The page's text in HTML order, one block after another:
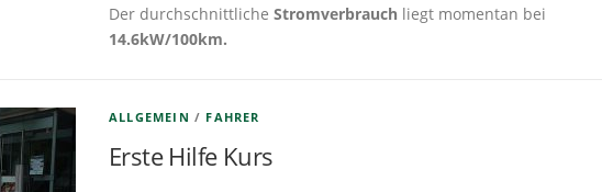
Der durchschnittliche Stromverbrauch liegt momentan bei
14.6kW/100km.
ALLGEMEIN / FAHRER
Erste Hilfe Kurs